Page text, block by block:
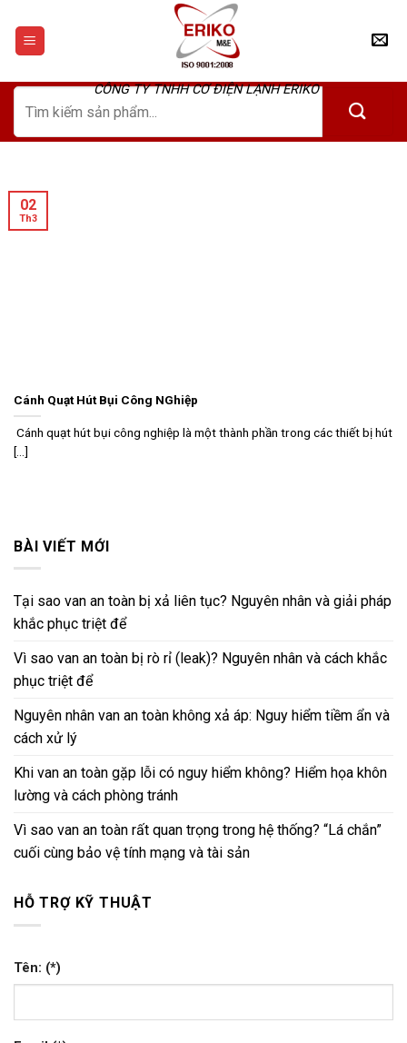
content
CÔNG TY TNHH CƠ ĐIỆN LẠNH ERIKO
kiếm:
Cánh Quạt Hút Bụi Công NGhiệp
Cánh quạt hút bụi công nghiệp là một thành phần trong các thiết bị hút
[...]
02
Th3
BÀI VIẾT MỚI
Tại sao van an toàn bị xả liên tục? Nguyên nhân và giải pháp
khắc phục triệt để
Vì sao van an toàn bị rò rỉ (leak)? Nguyên nhân và cách khắc
phục triệt để
Nguyên nhân van an toàn không xả áp: Nguy hiểm tiềm ẩn và
cách xử lý
Khi van an toàn gặp lỗi có nguy hiểm không? Hiểm họa khôn
lường và cách phòng tránh
Vì sao van an toàn rất quan trọng trong hệ thống? “Lá chắn”
cuối cùng bảo vệ tính mạng và tài sản
HỖ TRỢ KỸ THUẬT
Tên: (*)